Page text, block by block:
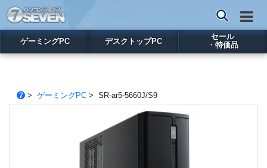
ゲーミングPC デスクトップPC
セール
・特価品
> ゲーミングPC> SR-ar5-5660J/S9